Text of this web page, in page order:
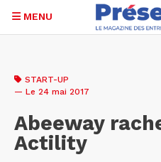
contenu
MENU
START-UP
— Le 24 mai 2017
Abeeway
Actility